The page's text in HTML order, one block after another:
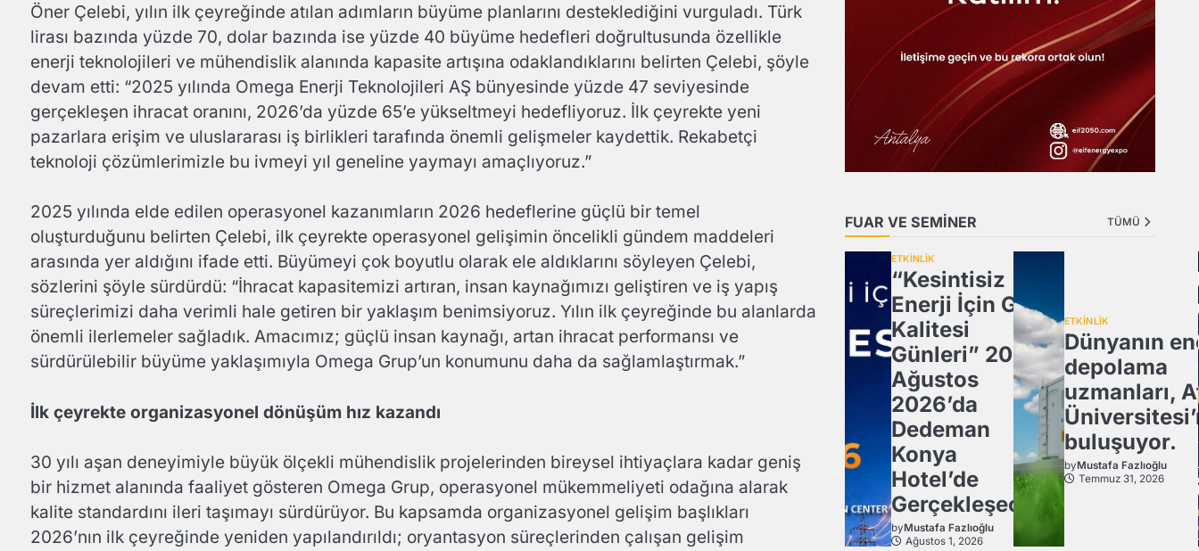
Öner Çelebi, yılın ilk çeyreğinde atılan adımların büyüme planlarını desteklediğini vurguladı. Türk
lirası bazında yüzde 70, dolar bazında ise yüzde 40 büyüme hedefleri doğrultusunda özellikle
enerji teknolojileri ve mühendislik alanında kapasite artışına odaklandıklarını belirten Çelebi, şöyle
devam etti: “2025 yılında Omega Enerji Teknolojileri AŞ bünyesinde yüzde 47 seviyesinde
gerçekleşen ihracat oranını, 2026’da yüzde 65’e yükseltmeyi hedefliyoruz. İlk çeyrekte yeni
pazarlara erişim ve uluslararası iş birlikleri tarafında önemli gelişmeler kaydettik. Rekabetçi
teknoloji çözümlerimizle bu ivmeyi yıl geneline yaymayı amaçlıyoruz.”
2025 yılında elde edilen operasyonel kazanımların 2026 hedeflerine güçlü bir temel
oluşturduğunu belirten Çelebi, ilk çeyrekte operasyonel gelişimin öncelikli gündem maddeleri
arasında yer aldığını ifade etti. Büyümeyi çok boyutlu olarak ele aldıklarını söyleyen Çelebi,
sözlerini şöyle sürdürdü: “İhracat kapasitemizi artıran, insan kaynağımızı geliştiren ve iş yapış
süreçlerimizi daha verimli hale getiren bir yaklaşım benimsiyoruz. Yılın ilk çeyreğinde bu alanlarda
önemli ilerlemeler sağladık. Amacımız; güçlü insan kaynağı, artan ihracat performansı ve
sürdürülebilir büyüme yaklaşımıyla Omega Grup’un konumunu daha da sağlamlaştırmak.”
İlk çeyrekte organizasyonel dönüşüm hız kazandı
30 yılı aşan deneyimiyle büyük ölçekli mühendislik projelerinden bireysel ihtiyaçlara kadar geniş
bir hizmet alanında faaliyet gösteren Omega Grup, operasyonel mükemmeliyeti odağına alarak
kalite standardını ileri taşımayı sürdürüyor. Bu kapsamda organizasyonel gelişim başlıkları
2026’nın ilk çeyreğinde yeniden yapılandırıldı; oryantasyon süreçlerinden çalışan gelişim
FUAR VE SEMİNER TÜMÜ
ETKİNLİK
“Kesintisiz
Enerji İçin Güç
Kalitesi
Günleri” 20
Ağustos
2026’da
Dedeman
Konya
Hotel’de
Gerçekleşecek
byMustafa Fazlıoğlu
Ağustos 1, 2026
ETKİNLİK
Dünyanın
depolama
uzmanları,
buluşuyor.
byMustafa Fazlıoğlu
Temmuz 31, 2026